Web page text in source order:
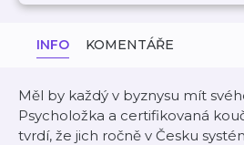
INFO KOMENTÁŘE
Měl by každý v byznysu mít
Psycholožka a certifikovaná
tvrdí, že jich ročně v Česku